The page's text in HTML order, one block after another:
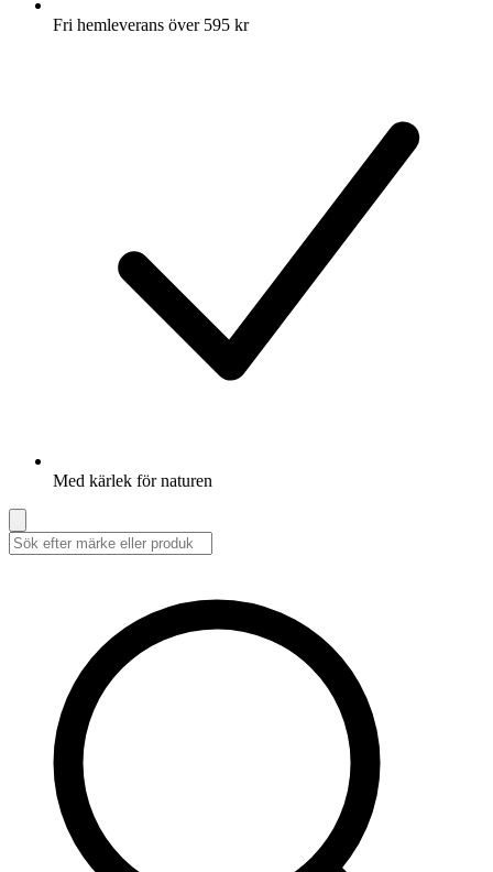
Fri hemleverans över 595 kr
Med kärlek för naturen